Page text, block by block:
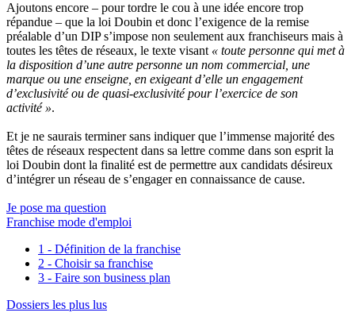
Ajoutons encore – pour tordre le cou à une idée encore trop
répandue – que la loi Doubin et donc l’exigence de la remise
préalable d’un DIP s’impose non seulement aux franchiseurs mais à
toutes les têtes de réseaux, le texte visant « toute personne qui met à
la disposition d’une autre personne un nom commercial, une
marque ou une enseigne, en exigeant d’elle un engagement
d’exclusivité ou de quasi-exclusivité pour l’exercice de son
activité ».
Et je ne saurais terminer sans indiquer que l’immense majorité des
têtes de réseaux respectent dans sa lettre comme dans son esprit la
loi Doubin dont la finalité est de permettre aux candidats désireux
d’intégrer un réseau de s’engager en connaissance de cause.
Je pose ma question
Franchise mode d'emploi
1 - Définition de la franchise
2 - Choisir sa franchise
3 - Faire son business plan
Dossiers les plus lus